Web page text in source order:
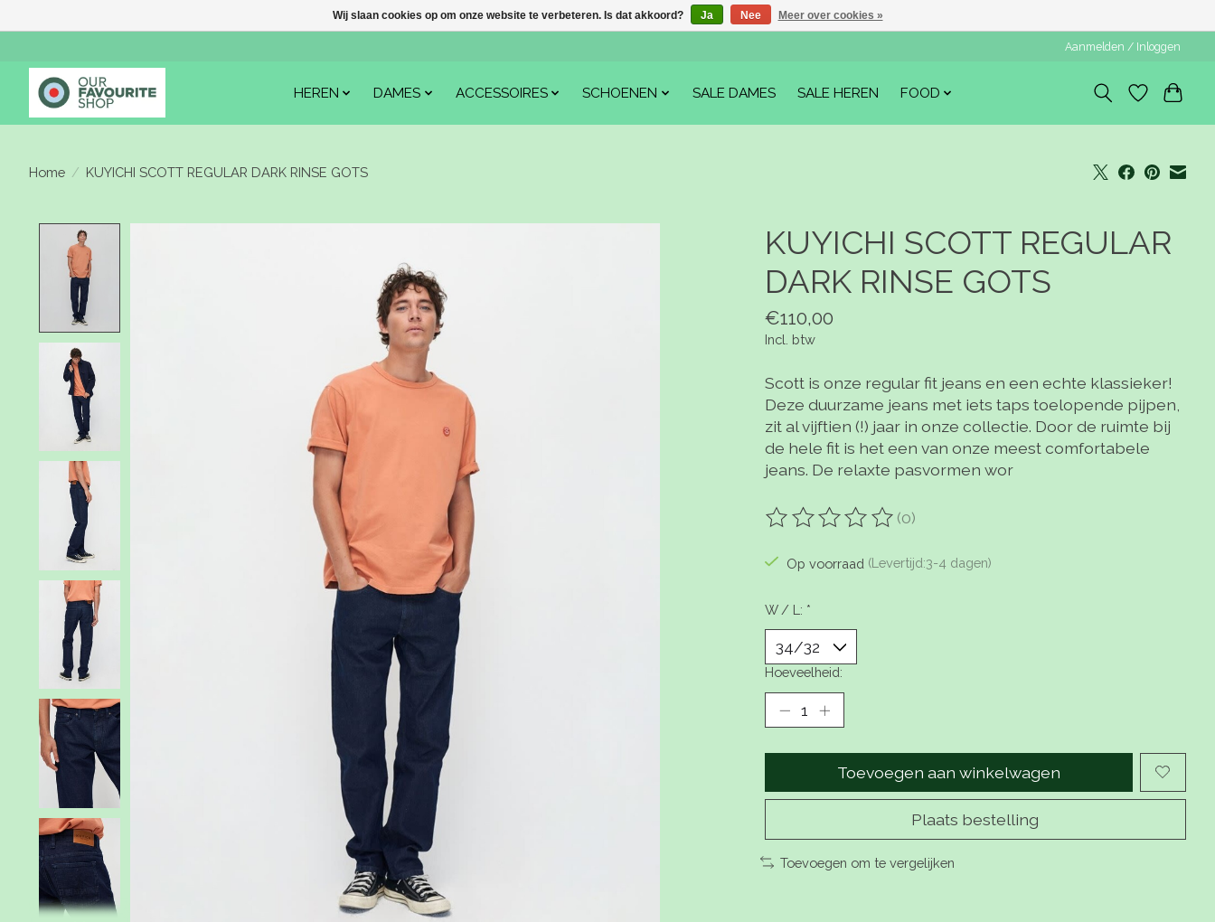
Aanmelden / Inloggen
HEREN DAMES ACCESSOIRES SCHOENEN SALE DAMES SALE HEREN FOOD
Home / KUYICHI SCOTT REGULAR DARK RINSE GOTS
KUYICHI SCOTT REGULAR
DARK RINSE GOTS
€110,00
Incl. btw
Scott is onze regular fit jeans en een echte klassieker!
Deze duurzame jeans met iets taps toelopende pijpen,
zit al vijftien (!) jaar in onze collectie. Door de ruimte bij
de hele fit is het een van onze meest comfortabele
jeans. De relaxte pasvormen wor
De beoordeling van dit product is
(0)
Op voorraad (Levertijd:3-4 dagen)
W / L: *
Hoeveelheid:
Toevoegen aan winkelwagen
Plaats bestelling
Toevoegen om te vergelijken
Wij slaan cookies op om onze website te verbeteren. Is dat akkoord? Ja Nee Meer over cookies »